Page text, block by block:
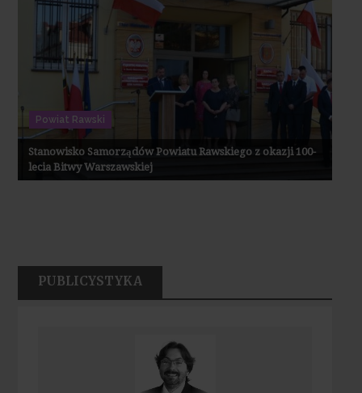
Powiat Rawski
Stanowisko Samorządów Powiatu Rawskiego z okazji 100-
lecia Bitwy Warszawskiej
PUBLICYSTYKA